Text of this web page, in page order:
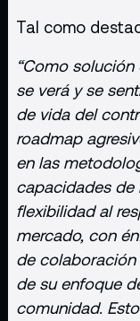
Tal como
“Como
se verá y se
de vida del
roadmap
en las
capacidades de
flexibilidad al
mercado, con
de colaboración
de su enfoque
comunidad.